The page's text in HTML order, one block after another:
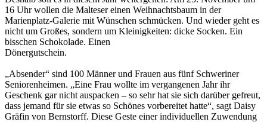
16 Uhr wollen die Malteser einen Weihnachtsbaum in der
Marienplatz-Galerie mit Wünschen schmücken. Und wieder geht es
nicht um Großes, sondern um Kleinigkeiten: dicke Socken. Ein
bisschen Schokolade. Einen
Dönergutschein.
„Absender“ sind 100 Männer und Frauen aus fünf Schweriner
Seniorenheimen. „Eine Frau wollte im vergangenen Jahr ihr
Geschenk gar nicht auspacken – so sehr hat sie sich darüber gefreut,
dass jemand für sie etwas so Schönes vorbereitet hatte“, sagt Daisy
Gräfin von Bernstorff. Diese Geste einer individuellen Zuwendung